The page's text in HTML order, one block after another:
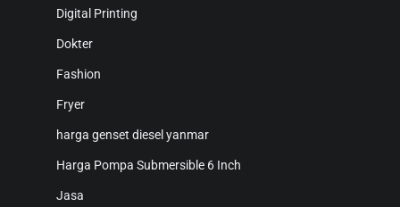
Digital Printing
Dokter
Fashion
Fryer
harga genset diesel yanmar
Harga Pompa Submersible 6 Inch
Jasa